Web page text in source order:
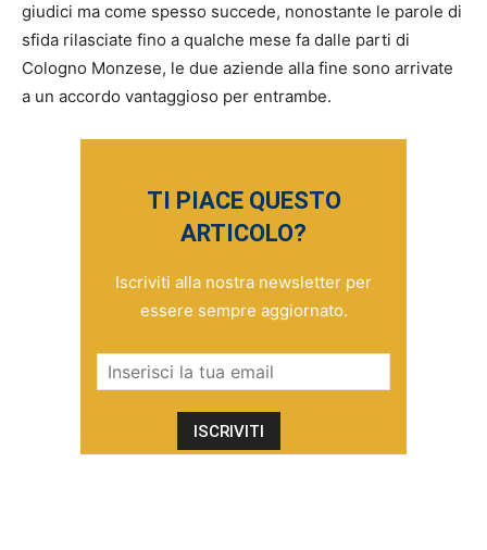
giudici ma come spesso succede, nonostante le parole di
sfida rilasciate fino a qualche mese fa dalle parti di
Cologno Monzese, le due aziende alla fine sono arrivate
a un accordo vantaggioso per entrambe.
TI PIACE QUESTO
ARTICOLO?
Iscriviti alla nostra newsletter per
essere sempre aggiornato.